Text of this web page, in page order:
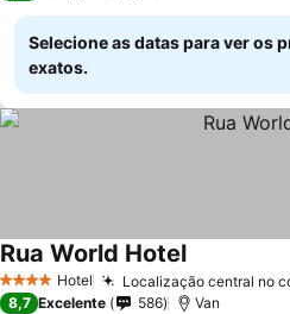
Selecione as datas para ver os
exatos.
4 EstrelasHotel Localização central no
Rua World HotelVer preços
8,7 Excelente 586 Van